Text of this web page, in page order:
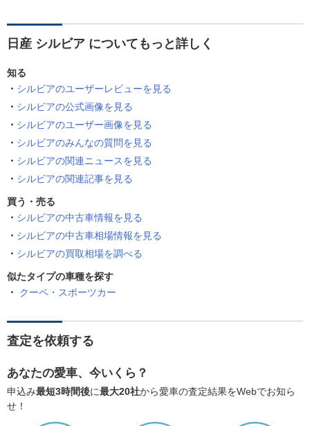
日産 シルビア についてもっと詳しく
知る
シルビアのユーザーレビューを見る
シルビアの公式画像を見る
シルビアのユーザー画像を見る
シルビアのみんなの質問を見る
シルビアの関連ニュースを見る
シルビアの関連記事を見る
買う・売る
シルビアの中古車情報を見る
シルビアの中古車相場情報を見る
シルビアの買取相場を調べる
似たタイプの車種を探す
クーペ・スポーツカー
査定を依頼する
あなたの愛車、今いくら？
申込み最短3時間後に最大20社から愛車の査定結果をWebでお知ら
せ！